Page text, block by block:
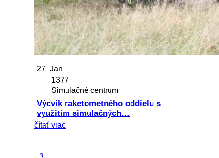
27 Jan
1377
Simulačné centrum
Výcvik raketometného oddielu s
využitím simulačných…
čítať viac
3